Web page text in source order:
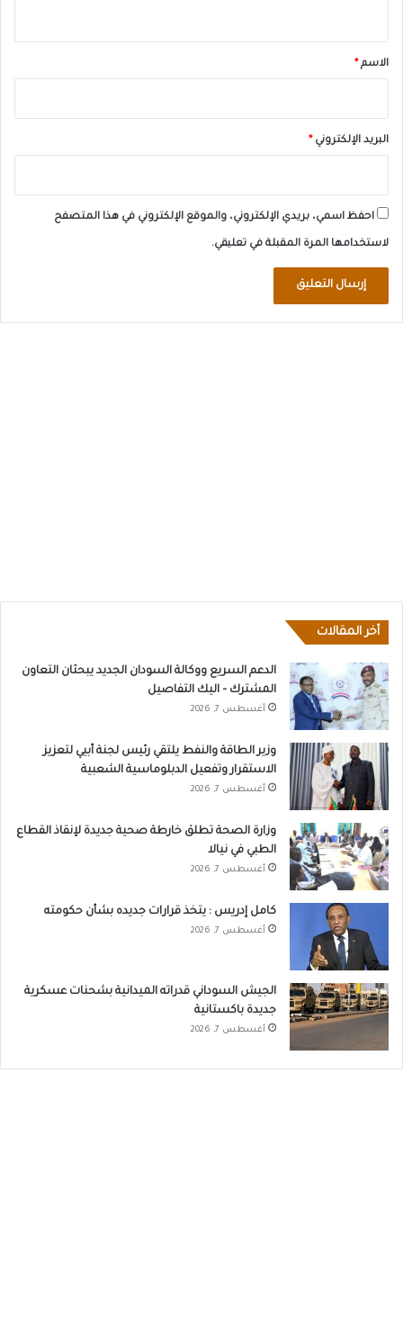
*الاسم *
البريد الإلكتروني *
احفظ اسمي، بريدي الإلكتروني، والموقع الإلكتروني في هذا المتصفح
لاستخدامها المرة المقبلة في تعليقي.
أخر المقالات
الدعم السريع ووكالة السودان الجديد يبحثان التعاون
المشترك – اليك التفاصيل
أغسطس 7, 2026
وزير الطاقة والنفط يلتقي رئيس لجنة أبيي لتعزيز
الاستقرار وتفعيل الدبلوماسية الشعبية
أغسطس 7, 2026
وزارة الصحة تطلق خارطة صحية جديدة لإنقاذ القطاع
الطبي في نيالا
أغسطس 7, 2026
كامل إدريس : يتخذ قرارات جديده بشأن حكومته
أغسطس 7, 2026
الجيش السوداني قدراته الميدانية بشحنات عسكرية
جديدة باكستانية
أغسطس 7, 2026